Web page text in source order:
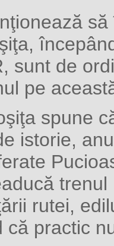
sunt de
pe
spune
istorie,
rutei,
că practic